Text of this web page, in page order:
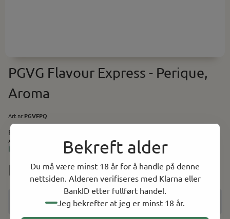
Bekreft alder
Du må være minst 18 år for å handle på denne
nettsiden. Alderen verifiseres med Klarna eller
BankID etter fullført handel.
Jeg bekrefter at jeg er minst 18 år.
PGVG Flavour Express - Perique,
Aroma
Art.nr:PGVFPQ
PGVG Flavour Express - Perique, Aroma Smak av sterk tobakk.
Anbefalt i miks: 1-2% Baser (PG/VG) finner du her. Utstyr og
tilbehør til selvblanding finner du her.
Les mer
NOK 39.00